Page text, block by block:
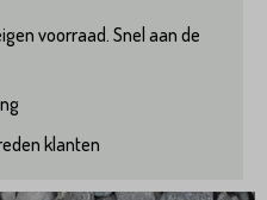
voorraad. Snel aan de
klanten